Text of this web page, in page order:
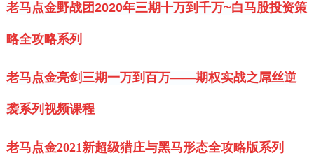
老马点金野战团2020年三期十万到千万~白马股投资策
略全攻略系列
老马点金亮剑三期一万到百万——期权实战之屌丝逆
袭系列视频课程
老马点金2021新超级猎庄与黑马形态全攻略版系列